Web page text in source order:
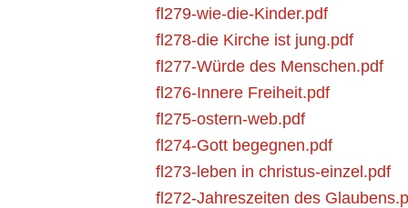
fl279-wie-die-Kinder.pdf
fl278-die Kirche ist jung.pdf
fl277-Würde des Menschen.pdf
fl276-Innere Freiheit.pdf
fl275-ostern-web.pdf
fl274-Gott begegnen.pdf
fl273-leben in christus-einzel.pdf
fl272-Jahreszeiten des